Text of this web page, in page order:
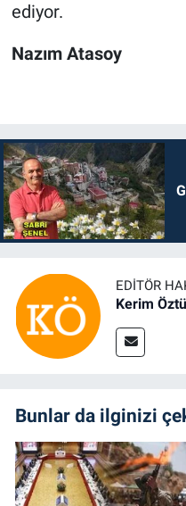
ediyor.
Nazım Atasoy
EDITÖR
Kerim
Bunlar da ilginizi